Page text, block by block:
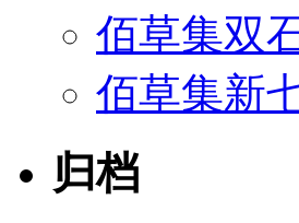
佰草集双
佰草集新
归档